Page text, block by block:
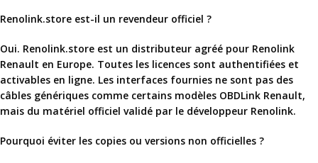
Renolink.store est-il un revendeur officiel ?
Oui. Renolink.store est un distributeur agréé pour Renolink
Renault en Europe. Toutes les licences sont authentifiées et
activables en ligne. Les interfaces fournies ne sont pas des
câbles génériques comme certains modèles OBDLink Renault,
mais du matériel officiel validé par le développeur Renolink.
Pourquoi éviter les copies ou versions non officielles ?